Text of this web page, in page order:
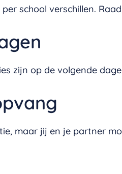
school verschillen.
zijn op de volgende
maar jij en je partner